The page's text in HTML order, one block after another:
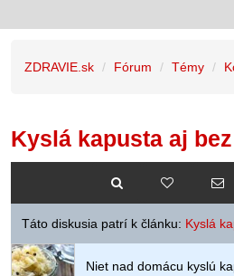
ZDRAVIE.sk Fórum Témy
Kyslá kapusta aj
Táto diskusia patrí k článku: Kyslá
Niet nad domácu kyslú